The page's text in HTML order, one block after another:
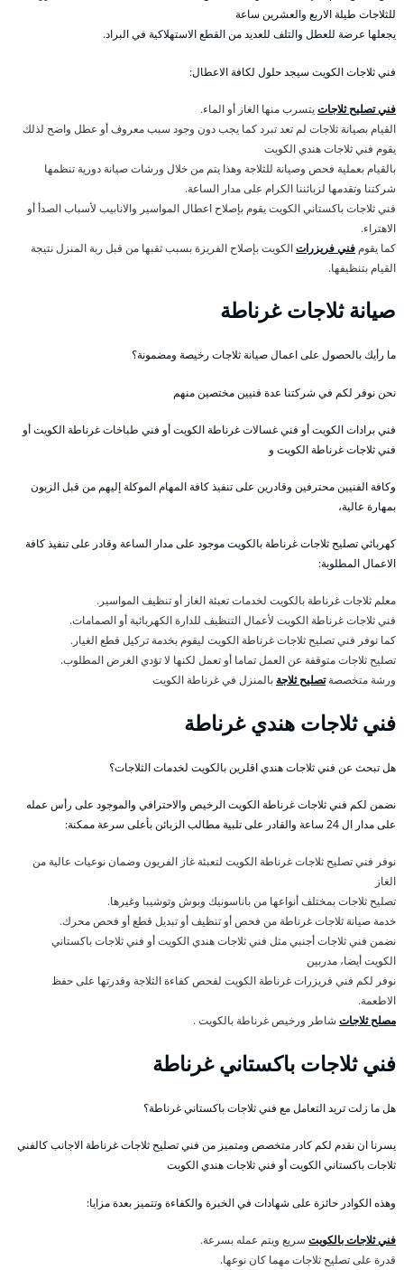
للثلاجات طيلة الاربع والعشرين ساعة
يجعلها عرضة للعطل والتلف للعديد من القطع الاستهلاكية في البراد.
فني ثلاجات الكويت سيجد حلول لكافة الاعطال:
فني تصليح ثلاجاتيتسرب منها الغاز أو الماء.
القيام بصيانة ثلاجات لم تعد تبرد كما يجب دون وجود سبب معروف أو عطل واضح لذلك
يقوم فني ثلاجات هندي الكويت
بالقيام بعملية فحص وصيانة للثلاجة وهذا يتم من خلال ورشات صيانة دورية تنظمها
شركتنا وتقدمها لزبائننا الكرام على مدار الساعة.
فني ثلاجات باكستاني الكويت يقوم بإصلاح اعطال المواسير والانابيب لأسباب الصدأ أو
الاهتراء.
كما يقوم فني فريزراتالكويت بإصلاح الفريزة بسبب ثقبها من قبل ربة المنزل نتيجة
القيام بتنظيفها.
صيانة ثلاجات غرناطة
ما رأيك بالحصول على اعمال صيانة ثلاجات رخيصة ومضمونة؟
نحن نوفر لكم في شركتنا عدة فنيين مختصين منهم
فني برادات الكويت أو فني غسالات غرناطة الكويت أو فني طباخات غرناطة الكويت أو
فني ثلاجات غرناطة الكويت و
وكافة الفنيين محترفين وقادرين على تنفيذ كافة المهام الموكلة إليهم من قبل الزبون
بمهارة عالية،
كهربائي تصليح ثلاجات غرناطة بالكويت موجود على مدار الساعة وقادر على تنفيذ كافة
الاعمال المطلوبة:
معلم ثلاجات غرناطة بالكويت لخدمات تعبئة الغاز أو تنظيف المواسير.
فني ثلاجات غرناطة الكويت لأعمال التنظيف للدارة الكهربائية أو الصمامات.
كما نوفر فني تصليح ثلاجات غرناطة الكويت ليقوم بخدمة تركيل قطع الغيار.
تصليح ثلاجات متوقفة عن العمل تماما أو تعمل لكنها لا تؤدي الغرض المطلوب.
ورشة متخصصةتصليح ثلاجة بالمنزل في غرناطة الكويت
فني ثلاجات هندي غرناطة
هل تبحث عن فني ثلاجات هندي اقلرين بالكويت لخدمات الثلاجات؟
نضمن لكم فني ثلاجات غرناطة الكويت الرخيص والاحترافي والموجود على رأس عمله
على مدار ال 24 ساعة والقادر على تلبية مطالب الزبائن بأعلى سرعة ممكنة:
نوفر فني تصليح ثلاجات غرناطة الكويت لتعبئة غاز الفريون وضمان نوعيات عالية من
الغاز
تصليح ثلاجات بمختلف أنواعها من باناسونيك وبوش وتوشيبا وغيرها.
خدمة صيانة ثلاجات غرناطة من فحص أو تنظيف أو تبديل قطع أو فحص محرك.
نضمن فني ثلاجات أجنبي مثل فني ثلاجات هندي الكويت أو فني ثلاجات باكستاني
الكويت أيضا، مدربين
نوفر لكم فني فريزرات غرناطة الكويت لفحص كفاءة الثلاجة وقدرتها على حفظ
الاطعمة.
مصلح ثلاجات شاطر ورخيص غرناطة بالكويت .
فني ثلاجات باكستاني غرناطة
هل ما زلت تريد التعامل مع فني ثلاجات باكستاني غرناطة؟
يسرنا ان نقدم لكم كادر متخصص ومتميز من فني تصليح ثلاجات غرناطة الاجانب كالفني
ثلاجات باكستاني الكويت أو فني ثلاجات هندي الكويت
وهذه الكوادر حائزة على شهادات في الخبرة والكفاءة وتتميز بعدة مزايا:
فني ثلاجات بالكويت سريع ويتم عمله بسرعة.
قدرة على تصليح ثلاجات مهما كان نوعها.